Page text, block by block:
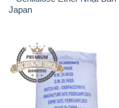
Japan